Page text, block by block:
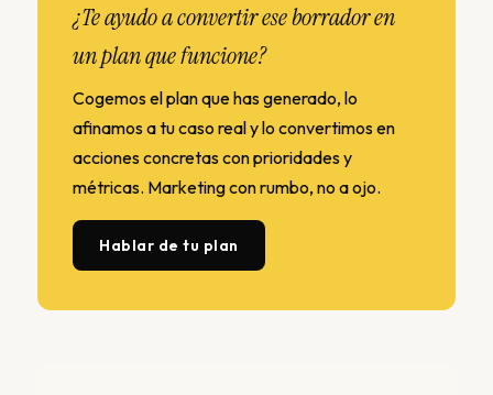
¿Te ayudo a convertir ese borrador en
un plan que funcione?
Cogemos el plan que has generado, lo
afinamos a tu caso real y lo convertimos en
acciones concretas con prioridades y
métricas. Marketing con rumbo, no a ojo.
Hablar de tu plan